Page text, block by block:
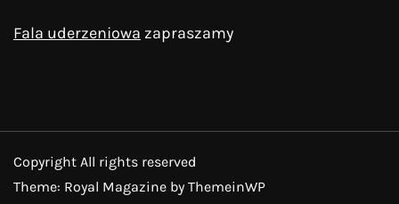
Fala uderzeniowa zapraszamy
Copyright All rights reserved
Theme: Royal Magazine by ThemeinWP